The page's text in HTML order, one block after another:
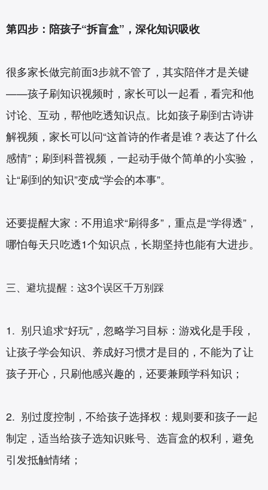
第四步：陪孩子“拆盲盒”，深化知识吸收
很多家长做完前面3步就不管了，其实陪伴才是关键
——孩子刷知识视频时，家长可以一起看，看完和他
讨论、互动，帮他吃透知识点。比如孩子刷到古诗讲
解视频，家长可以问“这首诗的作者是谁？表达了什么
感情”；刷到科普视频，一起动手做个简单的小实验，
让“刷到的知识”变成“学会的本事”。
还要提醒大家：不用追求“刷得多”，重点是“学得透”，
哪怕每天只吃透1个知识点，长期坚持也能有大进步。
三、避坑提醒：这3个误区千万别踩
1. 别只追求“好玩”，忽略学习目标：游戏化是手段，
让孩子学会知识、养成好习惯才是目的，不能为了让
孩子开心，只刷他感兴趣的，还要兼顾学科知识；
2. 别过度控制，不给孩子选择权：规则要和孩子一起
制定，适当给孩子选知识账号、选盲盒的权利，避免
引发抵触情绪；